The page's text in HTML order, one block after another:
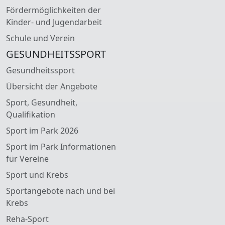
Fördermöglichkeiten der
Kinder- und Jugendarbeit
Schule und Verein
GESUNDHEITSSPORT
Gesundheitssport
Übersicht der Angebote
Sport, Gesundheit,
Qualifikation
Sport im Park 2026
Sport im Park Informationen
für Vereine
Sport und Krebs
Sportangebote nach und bei
Krebs
Reha-Sport